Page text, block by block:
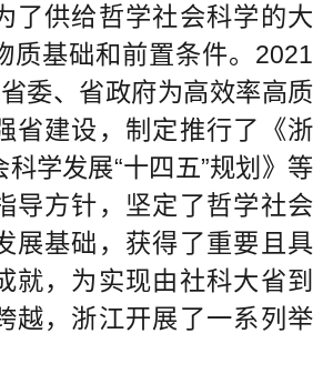
了供给哲学社会科学的大
质基础和前置条件。2021
委、省政府为高效率高质
省建设，制定推行了《浙
学发展“十四五”规划》等
导方针，坚定了哲学社会
展基础，获得了重要且具
就，为实现由社科大省到
越，浙江开展了一系列举